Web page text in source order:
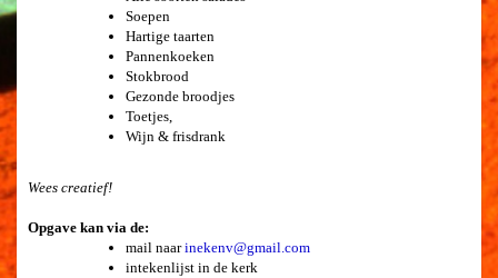
Soepen
Hartige taarten
Pannenkoeken
Stokbrood
Gezonde broodjes
Toetjes,
Wijn & frisdrank
Wees creatief!
Opgave kan via de:
mail naarinekenv@gmail.com
intekenlijst in de kerk